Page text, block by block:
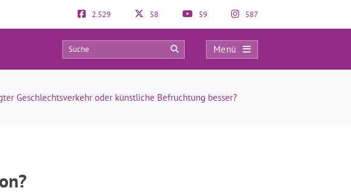
2.529 58 59 587
Menü
0 0
Geschlechtsverkehr oder künstliche Befruchtung besser?